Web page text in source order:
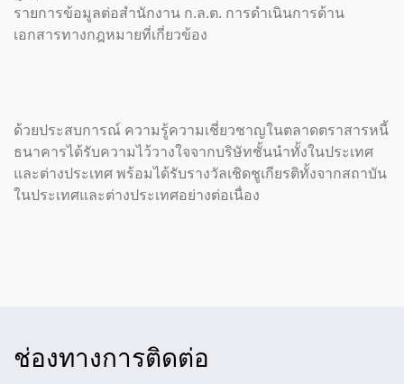
รายการข้อมูลต่อสำนักงาน ก.ล.ต. การดำเนินการด้าน
เอกสารทางกฎหมายที่เกี่ยวข้อง
ด้วยประสบการณ์ ความรู้ความเชี่ยวชาญในตลาดตราสารหนี้
ธนาคารได้รับความไว้วางใจจากบริษัทชั้นนำทั้งในประเทศ
และต่างประเทศ พร้อมได้รับรางวัลเชิดชูเกียรติทั้งจากสถาบัน
ในประเทศและต่างประเทศอย่างต่อเนื่อง
ช่องทางการติดต่อ